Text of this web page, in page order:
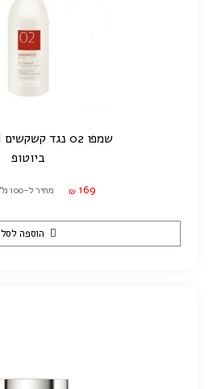
שמפו 02 נגד קשקשים | 1000 מ"ל
ביוטופ
₪ 169 מחיר ל-100 מ"ל: ₪16.90
הוספה לסל